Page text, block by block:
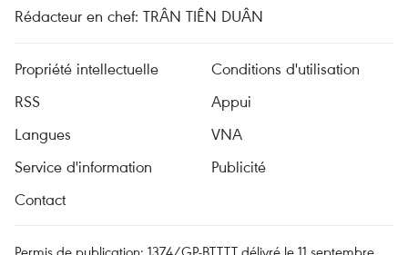
Rédacteur en chef: TRÂN TIÊN DUÂN
Propriété intellectuelle
Conditions d'utilisation
RSS
Appui
Langues
VNA
Service d'information
Publicité
Contact
Permis de publication: 1374/GP-BTTTT délivré le 11 septembre